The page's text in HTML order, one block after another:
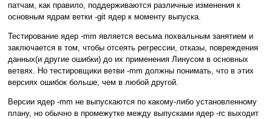
патчам, как правило, поддерживаются различные изменения к
основным ядрам ветки -git ядер к моменту выпуска.
Тестирование ядер -mm является весьма похвальным занятием и
заключается в том, чтобы отсеять регрессии, отказы, повреждения
данных(и другие ошибки) до их применения Линусом в основных
ветвях. Но тестировщики ветви -mm должны понимать, что в этих
версиях ошибок больше, чем в любой другой.
Версии ядер -mm не выпускаются по какому-либо установленному
плану, но обычно в промежутке между выпусками ядер -rc выходит